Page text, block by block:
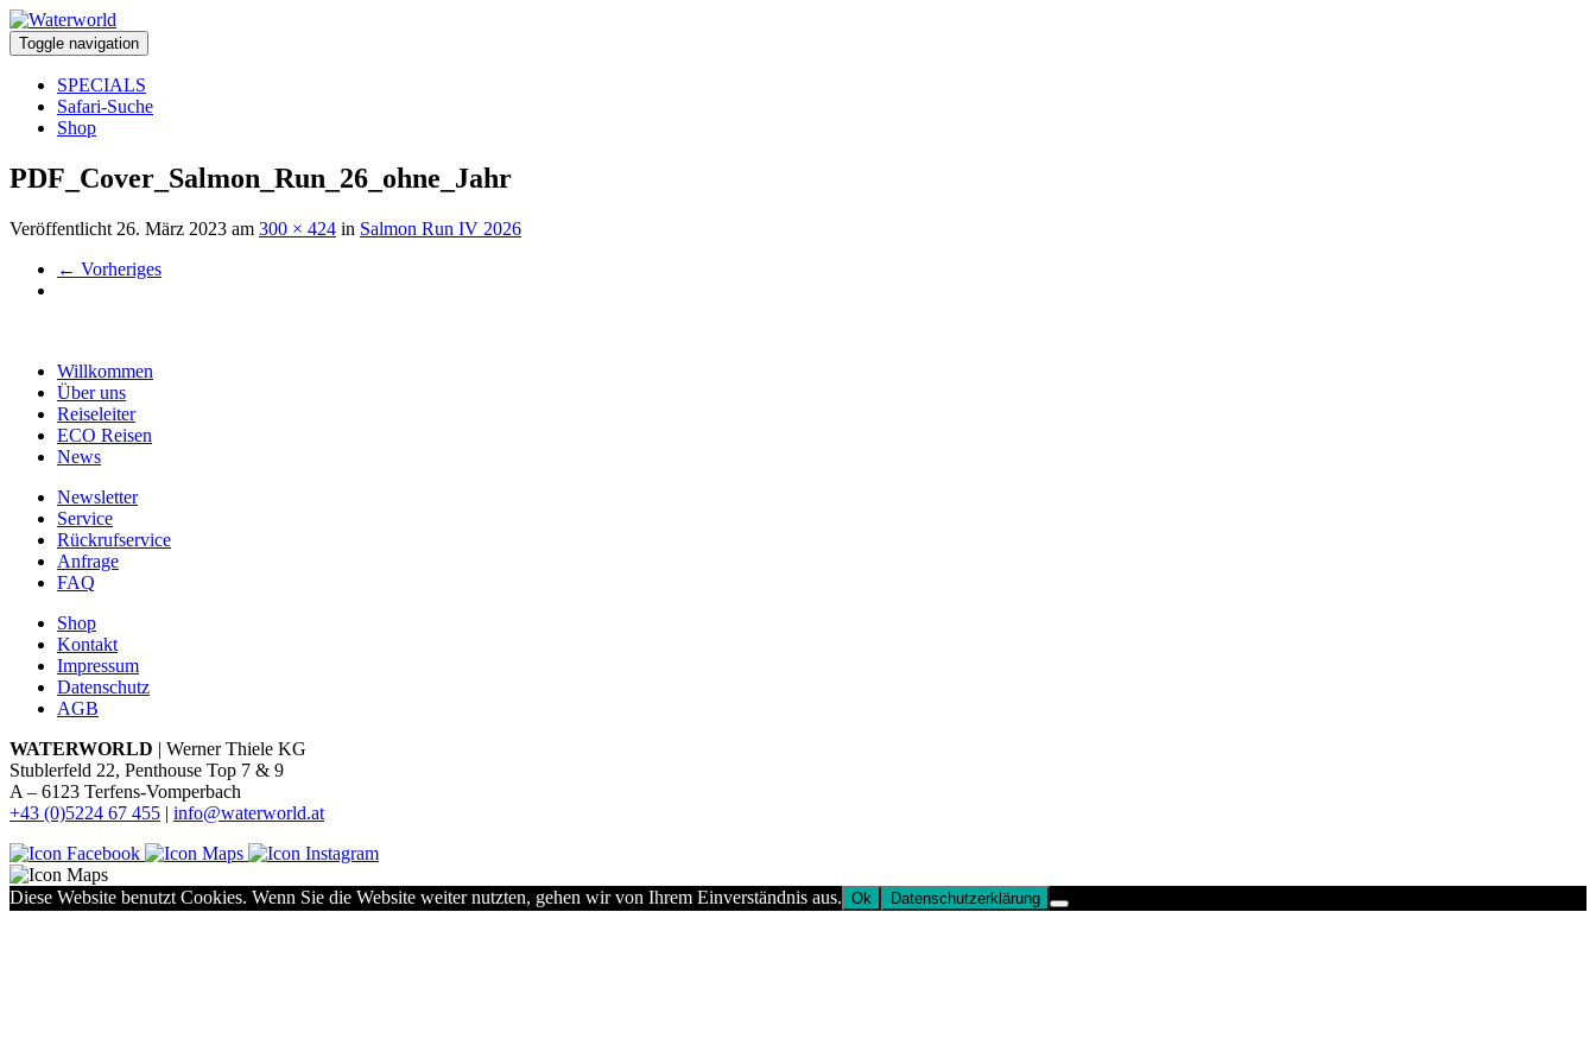
Toggle navigation
SPECIALS
Safari-Suche
Shop
PDF_Cover_Salmon_Run_26_ohne_Jahr
Veröffentlicht 26. März 2023 am 300 × 424 in Salmon Run IV 2026
← Vorheriges
Willkommen
Über uns
Reiseleiter
ECO Reisen
News
Newsletter
Service
Rückrufservice
Anfrage
FAQ
Shop
Kontakt
Impressum
Datenschutz
AGB
WATERWORLD | Werner Thiele KG
Stublerfeld 22, Penthouse Top 7 & 9
A – 6123 Terfens-Vomperbach
+43 (0)5224 67 455 | info@waterworld.at
Diese Website benutzt Cookies. Wenn Sie die Website weiter nutzten, gehen wir von Ihrem Einverständnis aus. Ok Datenschutzerklärung